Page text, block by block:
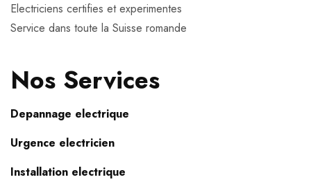
Electriciens certifies et experimentes
Service dans toute la Suisse romande
Nos Services
Depannage electrique
Urgence electricien
Installation electrique